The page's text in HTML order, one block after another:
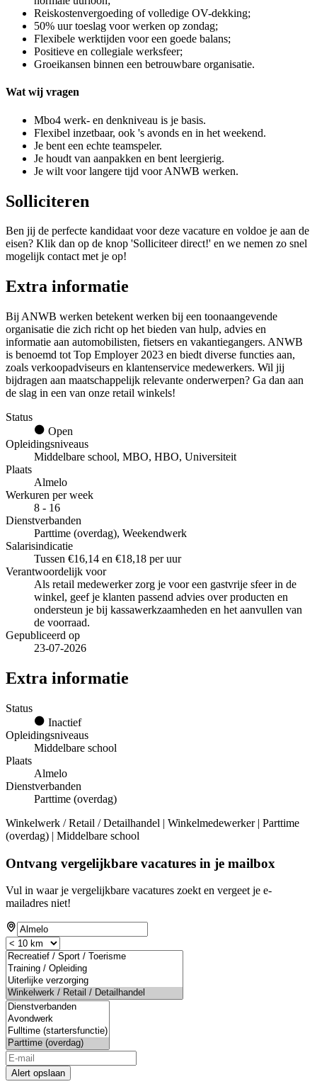
Reiskostenvergoeding of volledige OV-dekking;
50% uur toeslag voor werken op zondag;
Flexibele werktijden voor een goede balans;
Positieve en collegiale werksfeer;
Groeikansen binnen een betrouwbare organisatie.
Wat wij vragen
Mbo4 werk- en denkniveau is je basis.
Flexibel inzetbaar, ook 's avonds en in het weekend.
Je bent een echte teamspeler.
Je houdt van aanpakken en bent leergierig.
Je wilt voor langere tijd voor ANWB werken.
Solliciteren
Ben jij de perfecte kandidaat voor deze vacature en voldoe je aan de
eisen? Klik dan op de knop 'Solliciteer direct!' en we nemen zo snel
mogelijk contact met je op!
Extra informatie
Bij ANWB werken betekent werken bij een toonaangevende
organisatie die zich richt op het bieden van hulp, advies en
informatie aan automobilisten, fietsers en vakantiegangers. ANWB
is benoemd tot Top Employer 2023 en biedt diverse functies aan,
zoals verkoopadviseurs en klantenservice medewerkers. Wil jij
bijdragen aan maatschappelijk relevante onderwerpen? Ga dan aan
de slag in een van onze retail winkels!
Status
Open
Opleidingsniveaus
Middelbare school, MBO, HBO, Universiteit
Plaats
Almelo
Werkuren per week
8 - 16
Dienstverbanden
Parttime (overdag), Weekendwerk
Salarisindicatie
Tussen €16,14 en €18,18 per uur
Verantwoordelijk voor
Als retail medewerker zorg je voor een gastvrije sfeer in de
winkel, geef je klanten passend advies over producten en
ondersteun je bij kassawerkzaamheden en het aanvullen van
de voorraad.
Gepubliceerd op
23-07-2026
Extra informatie
Status
Inactief
Opleidingsniveaus
Middelbare school
Plaats
Almelo
Dienstverbanden
Parttime (overdag)
Winkelwerk / Retail / Detailhandel | Winkelmedewerker | Parttime
(overdag) | Middelbare school
Ontvang vergelijkbare vacatures in je mailbox
Vul in waar je vergelijkbare vacatures zoekt en vergeet je e-
mailadres niet!
Alert opslaan